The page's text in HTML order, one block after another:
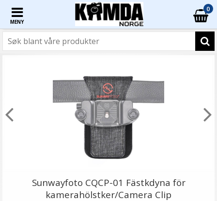
MENY
0
Sunwayfoto CQCP-01 Fästkdyna för
kamerahölstker/Camera Clip